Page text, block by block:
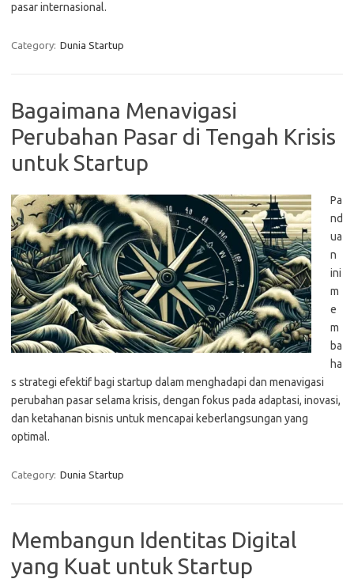
pasar internasional.
Category: Dunia Startup
Bagaimana Menavigasi
Perubahan Pasar di Tengah Krisis
untuk Startup
Pa
nd
ua
n
ini
m
e
m
ba
ha
s strategi efektif bagi startup dalam menghadapi dan menavigasi
perubahan pasar selama krisis, dengan fokus pada adaptasi, inovasi,
dan ketahanan bisnis untuk mencapai keberlangsungan yang
optimal.
Category: Dunia Startup
Membangun Identitas Digital
yang Kuat untuk Startup